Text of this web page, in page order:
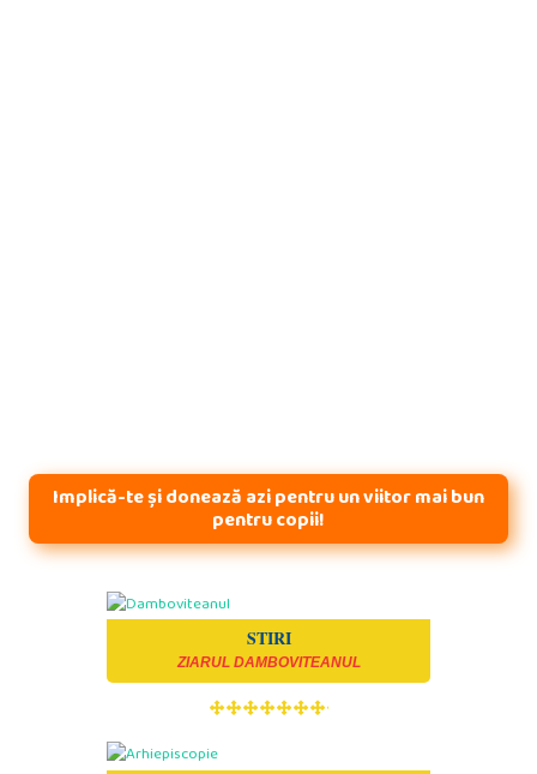
Implică-te și donează azi pentru un viitor mai bun
pentru copii!
STIRI
ZIARUL DAMBOVITEANUL